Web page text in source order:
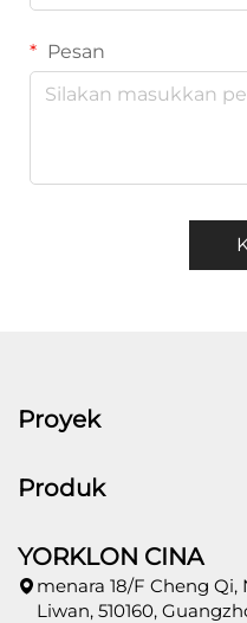
Pesan
Proyek
Produk
YORKLON CINA
menara 18/F Cheng Qi,
Liwan, 510160,